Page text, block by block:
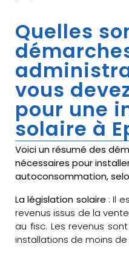
Quelles
vous
pour une
solaire à
Voici un résumé des
nécessaires pour
autoconsommation, selon
La législation solaire : Il
revenus issus de la
au fisc. Les revenus
installations de moins de